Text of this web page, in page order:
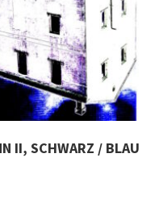
II, SCHWARZ / BLAU